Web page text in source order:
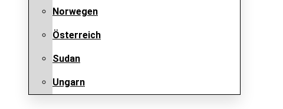
Norwegen
Österreich
Sudan
Ungarn